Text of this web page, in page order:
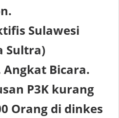
Sulawesi
Sultra)
Angkat Bicara.
P3K kurang
Orang di dinkes